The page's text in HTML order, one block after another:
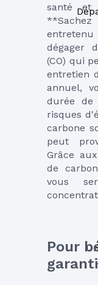
santé et
dégager
(CO) qui
entretien
annuel,
durée
risques
carbone
peut
Grâce
de
vous
Pour